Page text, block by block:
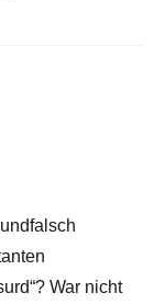
War nicht